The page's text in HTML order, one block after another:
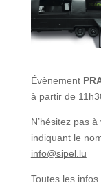
Évènement
à partir de
N’hésitez pas
indiquant le
info@sipel.lu
Toutes les